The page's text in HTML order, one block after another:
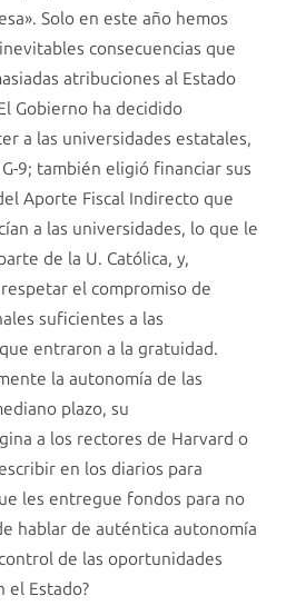
Solo en este año hemos
consecuencias que
atribuciones al Estado
Gobierno ha decidido
a las universidades estatales,
9; también eligió financiar sus
Aporte Fiscal Indirecto que
a las universidades, lo que le
de la U. Católica, y,
el compromiso de
suficientes a las
entraron a la gratuidad.
la autonomía de las
plazo, su
a los rectores de Harvard o
en los diarios para
les entregue fondos para no
hablar de auténtica autonomía
de las oportunidades
el Estado?